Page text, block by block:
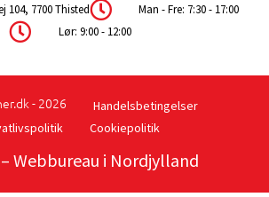
104, 7700 Thisted
Man - Fre: 7:30 - 17:00
Lør: 9:00 - 12:00
- 2026
Handelsbetingelser
Cookiepolitik
Webbureau i Nordjylland